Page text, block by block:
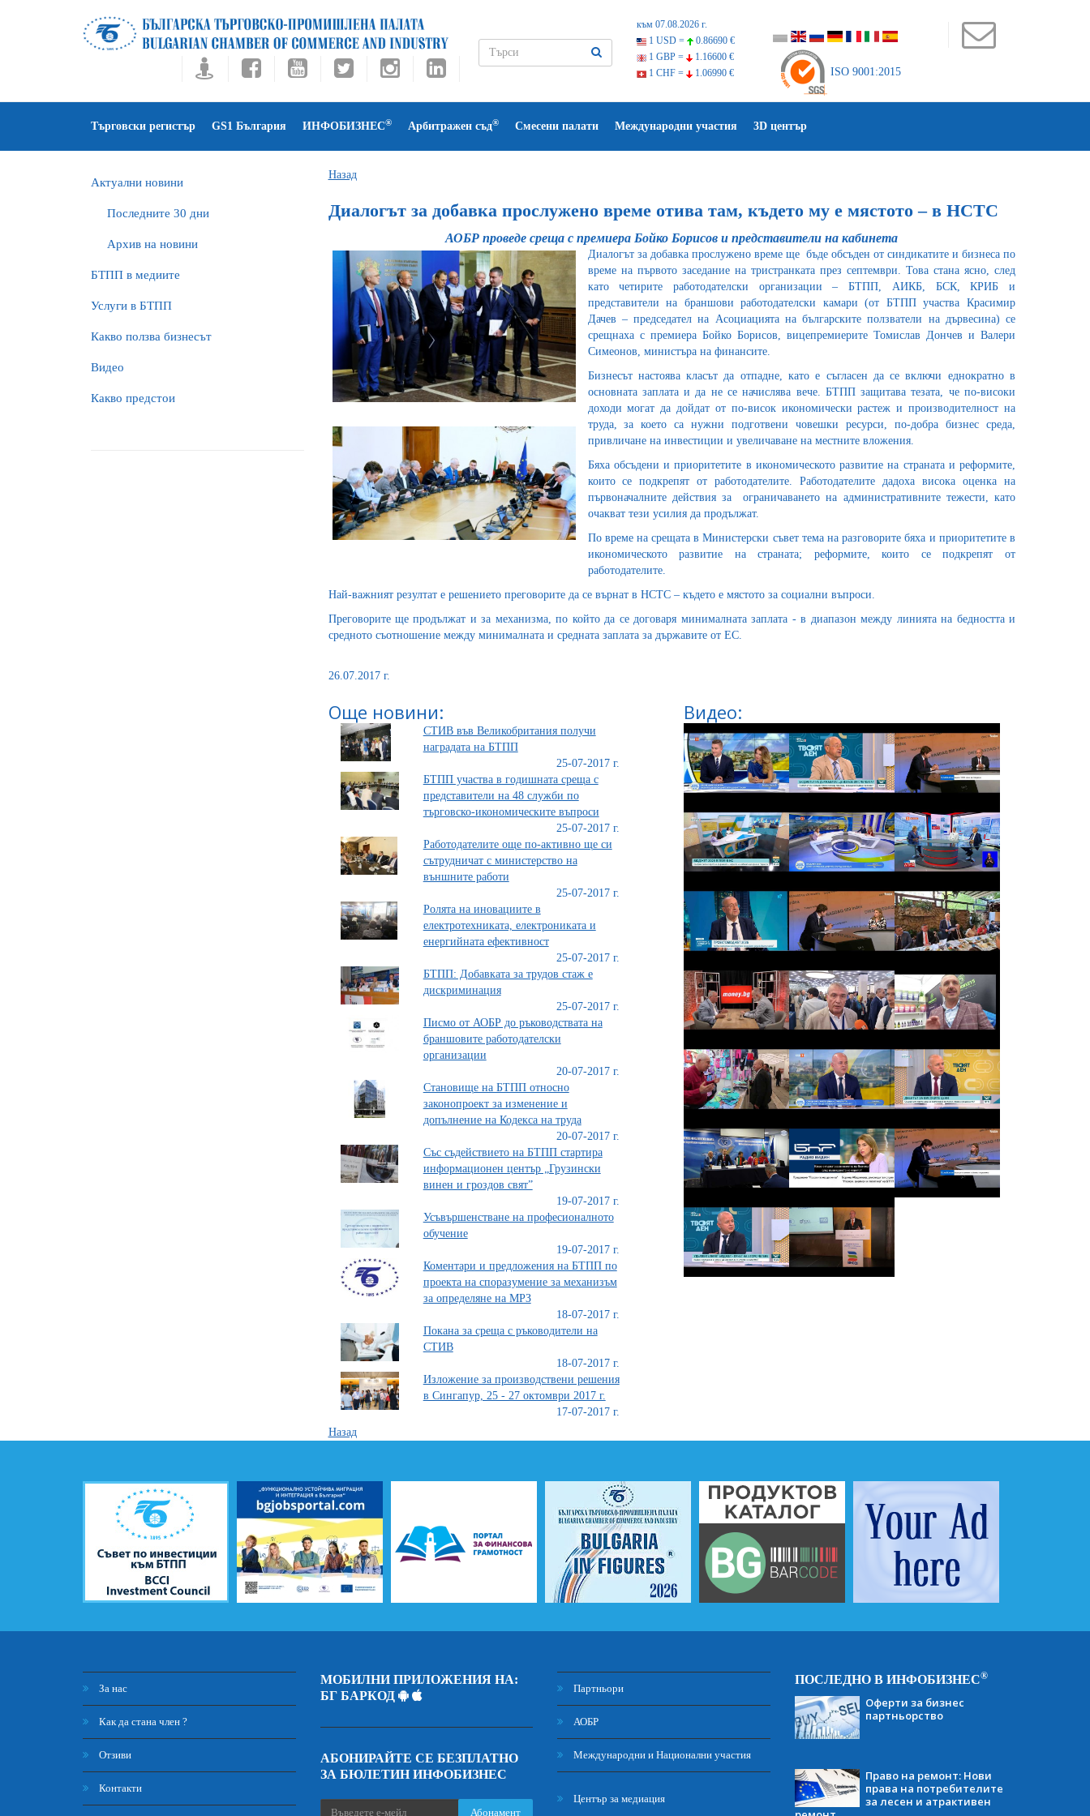
към 07.08.2026 г.
1 USD =
0.86690 €
1 GBP =
1.16600 €
1 CHF =
1.06990 € ISO 9001:2015
Търговски регистър GS1 България ИНФОБИЗНЕС® Арбитражен съд® Смесени палати Международни участия 3D център
Актуални новини
Последните 30 дни
Архив на новини
БTПП в медиите
Услуги в БТПП
Какво ползва бизнесът
Видео
Какво предстои
Назад
Диалогът за добавка прослужено време отива там, където му е мястото – в НСТС
АОБР проведе среща с премиера Бойко Борисов и представители на кабинета
Диалогът за добавка прослужено време ще бъде обсъден от синдикатите и бизнеса по
време на първото заседание на тристранката през септември. Това стана ясно, след
като четирите работодателски организации – БТПП, АИКБ, БСК, КРИБ и
представители на браншови работодателски камари (от БТПП участва Красимир
Дачев – председател на Асоциацията на българските ползватели на дървесина) се
срещнаха с премиера Бойко Борисов, вицепремиерите Томислав Дончев и Валери
Симеонов, министъра на финансите.
Бизнесът настоява класът да отпадне, като е съгласен да се включи еднократно в
основната заплата и да не се начислява вече. БТПП защитава тезата, че по-високи
доходи могат да дойдат от по-висок икономически растеж и производителност на
труда, за което са нужни подготвени човешки ресурси, по-добра бизнес среда,
привличане на инвестиции и увеличаване на местните вложения.
Бяха обсъдени и приоритетите в икономическото развитие на страната и реформите,
които се подкрепят от работодателите. Работодателите дадоха висока оценка на
първоначалните действия за ограничаването на административните тежести, като
очакват тези усилия да продължат.
По време на срещата в Министерски съвет тема на разговорите бяха и приоритетите в
икономическото развитие на страната; реформите, които се подкрепят от
работодателите.
Най-важният резултат е решението преговорите да се върнат в НСТС – където е мястото за социални въпроси.
Преговорите ще продължат и за механизма, по който да се договаря минималната заплата - в диапазон между линията на бедността и
средното съотношение между минималната и средната заплата за държавите от ЕС.
26.07.2017 г.
Още новини:
СТИВ във Великобритания получи
наградата на БТПП
25-07-2017 г.
БТПП участва в годишната среща с
представители на 48 служби по
търговско-икономическите въпроси
25-07-2017 г.
Работодателите още по-активно ще си
сътрудничат с министерство на
външните работи
25-07-2017 г.
Ролята на иновациите в
електротехниката, електрониката и
енергийната ефективност
25-07-2017 г.
БТПП: Добавката за трудов стаж е
дискриминация
25-07-2017 г.
Писмо от АОБР до ръководствата на
браншовите работодателски
организации
20-07-2017 г.
Становище на БТПП относно
законопроект за изменение и
допълнение на Кодекса на труда
20-07-2017 г.
Със съдействието на БТПП стартира
информационен център „Грузински
винен и гроздов свят”
19-07-2017 г.
Усъвършенстване на професионалното
обучение
19-07-2017 г.
Коментари и предложения на БТПП по
проекта на споразумение за механизъм
за определяне на МРЗ
18-07-2017 г.
Покана за среща с ръководители на
СТИВ
18-07-2017 г.
Изложение за производствени решения
в Сингапур, 25 - 27 октомври 2017 г.
17-07-2017 г.
Видео:
Назад
За нас
Как да стана член ?
Отзиви
Контакти
МОБИЛНИ ПРИЛОЖЕНИЯ НА:
БГ БАРКОД
АБОНИРАЙТЕ СЕ БЕЗПЛАТНО
ЗА БЮЛЕТИН ИНФОБИЗНЕС
Абонамент
Партньори
АОБР
Международни и Национални участия
Център за медиация
ПОСЛЕДНО В ИНФОБИЗНЕС®
Оферти за бизнес
партньорство
Право на ремонт: Нови
права на потребителите
за лесен и атрактивен